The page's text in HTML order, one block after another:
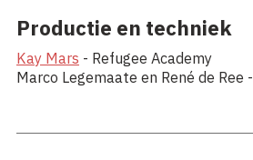
Productie en techniek
Kay Mars - Refugee Academy
Marco Legemaate en René de Ree -